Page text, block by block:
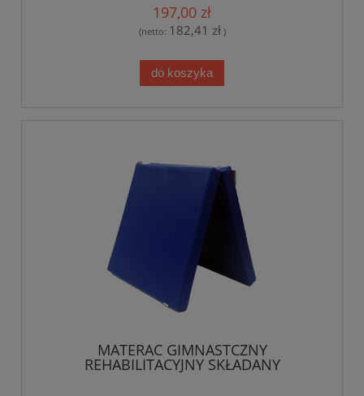
197,00 zł
(netto: 182,41 zł)
do koszyka
MATERAC GIMNASTCZNY
REHABILITACYJNY SKŁADANY
200X100X20 CM